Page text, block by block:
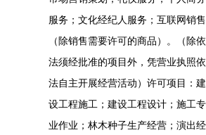
服务；文化经纪人服务；互联网销售
（除销售需要许可的商品）。（除依
法须经批准的项目外，凭营业执照依
法自主开展经营活动）许可项目：建
设工程施工；建设工程设计；施工专
业作业；林木种子生产经营；演出经